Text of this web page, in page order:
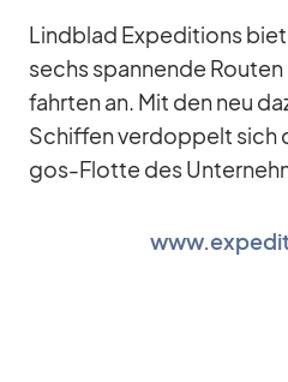
Lind­blad Ex­pe­di­ti­ons
sechs span­nende
fahr­ten an. Mit den neu
Schif­fen ver­dop­pelt sich
gos-Flotte des